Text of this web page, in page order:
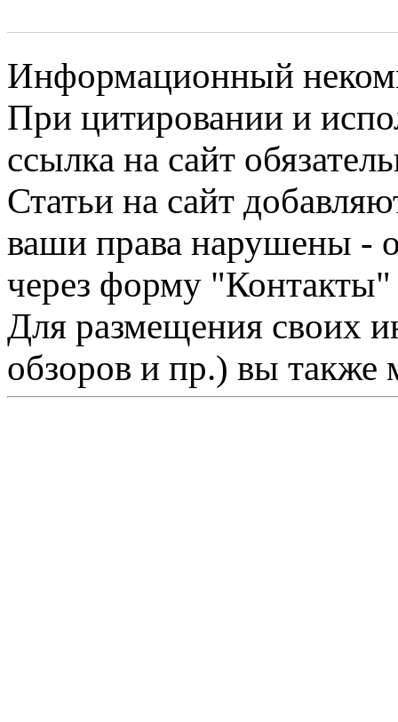
Информационный
При цитировании и
ссылка на сайт
Статьи на сайт
ваши права нарушены -
через форму "Контакты"
Для размещения своих
обзоров и пр.) вы также